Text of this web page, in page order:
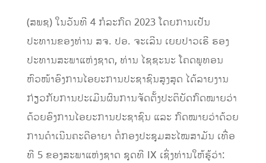
(ສພຊ) ໃນວັນທີ 4 ກໍລະກົດ 2023 ໂດຍການເປັນ
ປະທານຂອງທ່ານ ສຈ. ປອ. ຈະເລີນ ເຍຍປາວເຮີ ຮອງ
ປະທານສະພາແຫ່ງຊາດ, ທ່ານ ໄຊຊະນະ ໂຄດພູທອນ
ຫົວໜ້າອົງການໄອຍະການປະຊາຊົນສູງສຸດ ໄດ້ລາຍງານ
ກ່ຽວກັບການປະເມີນຜົນການຈັດຕັ້ງປະຕິບັດກົດໝາຍວ່າ
ດ້ວຍອົງການໄອຍະການປະຊາຊົນ ແລະ ກົດໝາຍວ່າດ້ວຍ
ການດໍາເນີນຄະດີອາຍາ ຕໍ່ກອງປະຊຸມສະໄໝສາມັນ ເທື່ອ
ທີ 5 ຂອງສະພາແຫ່ງຊາດ ຊຸດທີ IX ເຊິ່ງທ່ານໃຫ້ຮູ້ວ່າ: